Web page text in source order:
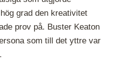
grad den kreativitet
prov på. Buster Keaton
som till det yttre var